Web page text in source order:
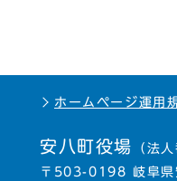
ホームページ運用
安八町役場 （法
〒503-0198 岐阜県